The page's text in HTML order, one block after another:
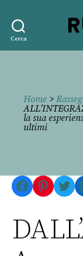
Cerca
Home >
la sua
ultimi
Facebook